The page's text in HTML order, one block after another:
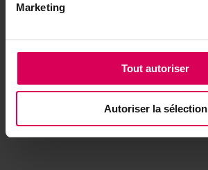
Marketing
Tout autoriser
Autoriser la sélection